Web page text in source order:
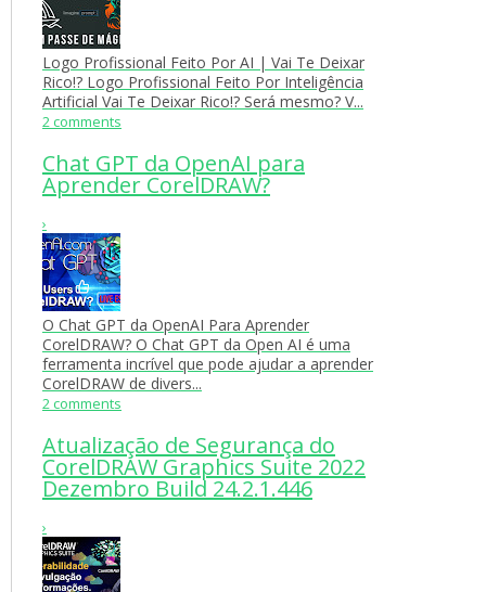
Logo Profissional Feito Por AI | Vai Te Deixar
Rico!? Logo Profissional Feito Por Inteligência
Artificial Vai Te Deixar Rico!? Será mesmo? V...
2 comments
Chat GPT da OpenAI para
Aprender CorelDRAW?
›
O Chat GPT da OpenAI Para Aprender
CorelDRAW? O Chat GPT da Open AI é uma
ferramenta incrível que pode ajudar a aprender
CorelDRAW de divers...
2 comments
Atualização de Segurança do
CorelDRAW Graphics Suite 2022
Dezembro Build 24.2.1.446
›